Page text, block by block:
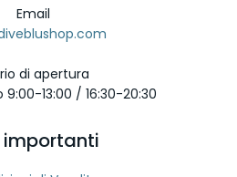
Email
di apertura
13:00 / 16:30-20:30
importanti